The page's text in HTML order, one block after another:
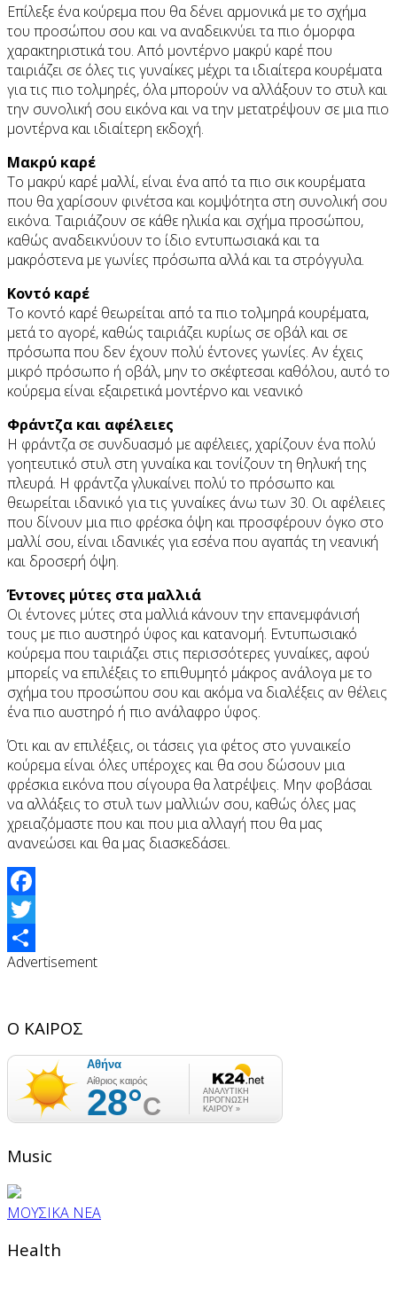
Επίλεξε ένα κούρεμα που θα δένει αρμονικά με το σχήμα
του προσώπου σου και να αναδεικνύει τα πιο όμορφα
χαρακτηριστικά του. Από μοντέρνο μακρύ καρέ που
ταιριάζει σε όλες τις γυναίκες μέχρι τα ιδιαίτερα κουρέματα
για τις πιο τολμηρές, όλα μπορούν να αλλάξουν το στυλ και
την συνολική σου εικόνα και να την μετατρέψουν σε μια πιο
μοντέρνα και ιδιαίτερη εκδοχή.
Μακρύ καρέ
Το μακρύ καρέ μαλλί, είναι ένα από τα πιο σικ κουρέματα
που θα χαρίσουν φινέτσα και κομψότητα στη συνολική σου
εικόνα. Ταιριάζουν σε κάθε ηλικία και σχήμα προσώπου,
καθώς αναδεικνύουν το ίδιο εντυπωσιακά και τα
μακρόστενα με γωνίες πρόσωπα αλλά και τα στρόγγυλα.
Κοντό καρέ
Το κοντό καρέ θεωρείται από τα πιο τολμηρά κουρέματα,
μετά το αγορέ, καθώς ταιριάζει κυρίως σε οβάλ και σε
πρόσωπα που δεν έχουν πολύ έντονες γωνίες. Αν έχεις
μικρό πρόσωπο ή οβάλ, μην το σκέφτεσαι καθόλου, αυτό το
κούρεμα είναι εξαιρετικά μοντέρνο και νεανικό
Φράντζα και αφέλειες
Η φράντζα σε συνδυασμό με αφέλειες, χαρίζουν ένα πολύ
γοητευτικό στυλ στη γυναίκα και τονίζουν τη θηλυκή της
πλευρά. Η φράντζα γλυκαίνει πολύ το πρόσωπο και
θεωρείται ιδανικό για τις γυναίκες άνω των 30. Οι αφέλειες
που δίνουν μια πιο φρέσκα όψη και προσφέρουν όγκο στο
μαλλί σου, είναι ιδανικές για εσένα που αγαπάς τη νεανική
και δροσερή όψη.
Έντονες μύτες στα μαλλιά
Οι έντονες μύτες στα μαλλιά κάνουν την επανεμφάνισή
τους με πιο αυστηρό ύφος και κατανομή. Εντυπωσιακό
κούρεμα που ταιριάζει στις περισσότερες γυναίκες, αφού
μπορείς να επιλέξεις το επιθυμητό μάκρος ανάλογα με το
σχήμα του προσώπου σου και ακόμα να διαλέξεις αν θέλεις
ένα πιο αυστηρό ή πιο ανάλαφρο ύφος.
Ότι και αν επιλέξεις, οι τάσεις για φέτος στο γυναικείο
κούρεμα είναι όλες υπέροχες και θα σου δώσουν μια
φρέσκια εικόνα που σίγουρα θα λατρέψεις. Μην φοβάσαι
να αλλάξεις το στυλ των μαλλιών σου, καθώς όλες μας
χρειαζόμαστε που και που μια αλλαγή που θα μας
ανανεώσει και θα μας διασκεδάσει.
Facebook
Twitter
Share
Advertisement
Ο ΚΑΙΡΟΣ
Music
ΜΟΥΣΙΚΑ ΝΕΑ
Health